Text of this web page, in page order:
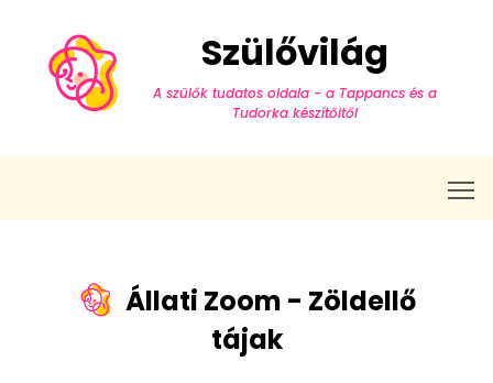
Szülővilág
A szülők tudatos oldala - a Tappancs és a
Tudorka készítőitől
Állati Zoom - Zöldellő
tájak